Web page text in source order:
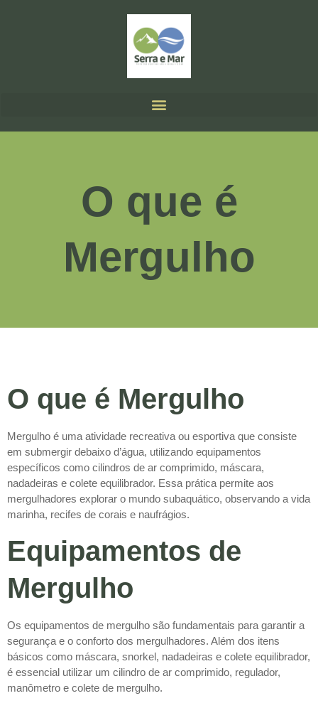
O que é
Mergulho
O que é Mergulho
Mergulho é uma atividade recreativa ou esportiva que consiste
em submergir debaixo d’água, utilizando equipamentos
específicos como cilindros de ar comprimido, máscara,
nadadeiras e colete equilibrador. Essa prática permite aos
mergulhadores explorar o mundo subaquático, observando a vida
marinha, recifes de corais e naufrágios.
Equipamentos de
Mergulho
Os equipamentos de mergulho são fundamentais para garantir a
segurança e o conforto dos mergulhadores. Além dos itens
básicos como máscara, snorkel, nadadeiras e colete equilibrador,
é essencial utilizar um cilindro de ar comprimido, regulador,
manômetro e colete de mergulho.